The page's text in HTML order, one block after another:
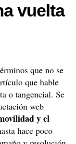
vuelta
que no se
que hable
o tangencial. Se
web
y el
hace poco